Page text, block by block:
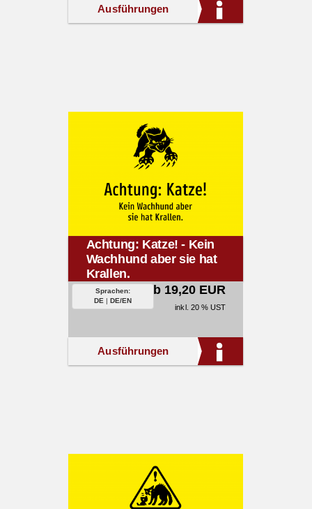
Ausführungen
Achtung: Katze! - Kein
Wachhund aber sie hat
Krallen.
Sprachen:
DE | DE/EN
ab 19,20 EUR
inkl. 20 % UST
Ausführungen